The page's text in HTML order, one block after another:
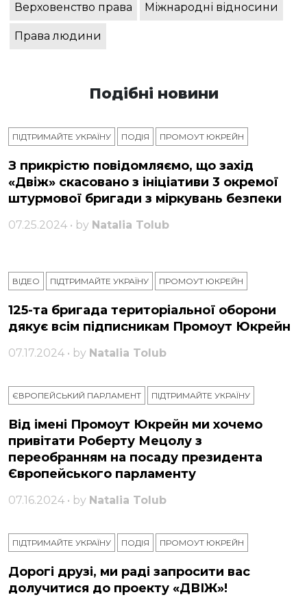
Верховенство права Міжнародні відносини
Права людини
Подібні новини
ПІДТРИМАЙТЕ УКРАЇНУ ПОДІЯ ПРОМОУТ ЮКРЕЙН
З прикрістю повідомляємо, що захід
«Двіж» скасовано з ініціативи 3 окремої
штурмової бригади з міркувань безпеки
07.25.2024 • by Natalia Tolub
ВІДЕО ПІДТРИМАЙТЕ УКРАЇНУ ПРОМОУТ ЮКРЕЙН
125-та бригада територіальної оборони
дякує всім підписникам Промоут Юкрейн
07.17.2024 • by Natalia Tolub
ЄВРОПЕЙСЬКИЙ ПАРЛАМЕНТ ПІДТРИМАЙТЕ УКРАЇНУ
Від імені Промоут Юкрейн ми хочемо
привітати Роберту Мецолу з
переобранням на посаду президента
Європейського парламенту
07.16.2024 • by Natalia Tolub
ПІДТРИМАЙТЕ УКРАЇНУ ПОДІЯ ПРОМОУТ ЮКРЕЙН
Дорогі друзі, ми раді запросити вас
долучитися до проекту «ДВІЖ»!